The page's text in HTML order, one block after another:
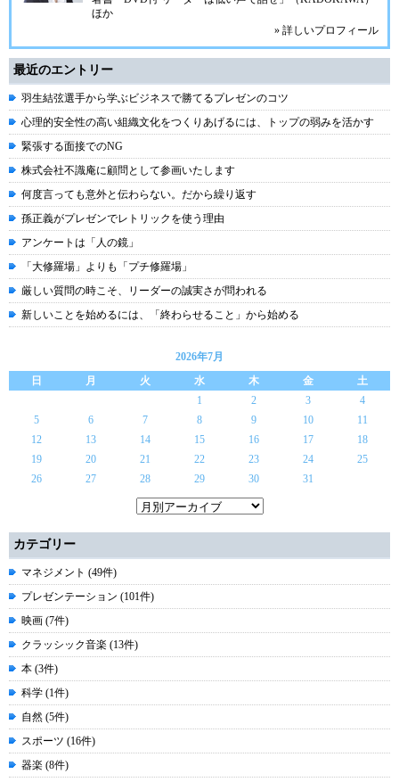
ほか
» 詳しいプロフィール
最近のエントリー
羽生結弦選手から学ぶビジネスで勝てるプレゼンのコツ
心理的安全性の高い組織文化をつくりあげるには、トップの弱みを活かす
緊張する面接でのNG
株式会社不識庵に顧問として参画いたします
何度言っても意外と伝わらない。だから繰り返す
孫正義がプレゼンでレトリックを使う理由
アンケートは「人の鏡」
「大修羅場」よりも「プチ修羅場」
厳しい質問の時こそ、リーダーの誠実さが問われる
新しいことを始めるには、「終わらせること」から始める
2026年7月
日
月 火 水 木 金
土
1
2 3
4
5
6 7 8 9 10
11
12
13 14 15 16 17
18
19
20 21 22 23 24
25
26
27 28 29 30 31
カテゴリー
マネジメント (49件)
プレゼンテーション (101件)
映画 (7件)
クラッシック音楽 (13件)
本 (3件)
科学 (1件)
自然 (5件)
スポーツ (16件)
器楽 (8件)